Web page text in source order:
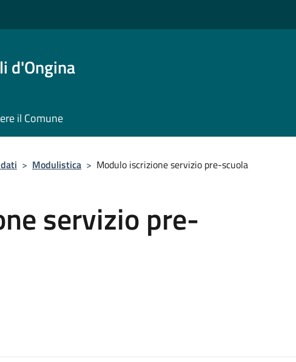
d'Ongina
il Comune
> Modulistica > Modulo iscrizione servizio pre-scuola
servizio pre-